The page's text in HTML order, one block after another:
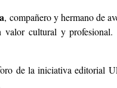
, compañero y hermano de
valor cultural y profesional.
de la iniciativa